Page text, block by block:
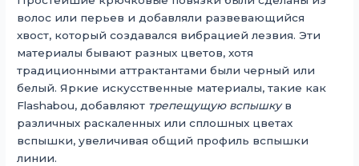
волос или перьев и добавляли развевающийся
хвост, который создавался вибрацией лезвия. Эти
материалы бывают разных цветов, хотя
традиционными аттрактантами были черный или
белый. Яркие искусственные материалы, такие как
Flashabou, добавляют трепещущую вспышкув
различных раскаленных или сплошных цветах
вспышки, увеличивая общий профиль вспышки
линии.